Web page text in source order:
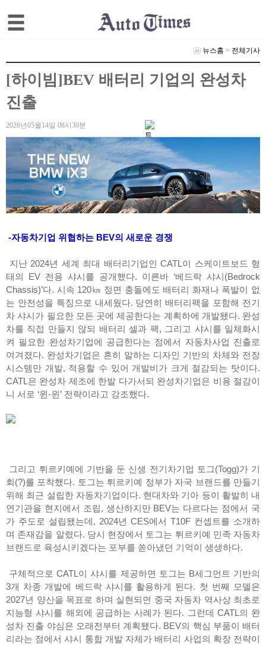
뉴스홈 > 전체기사
[하이빔]BEV 배터리 기업의 완성차
진출
2026년05월14일 08시30분
-자동차기업 위협하는 BEV의 새로운 경쟁
지난 2024년 세계 최대 배터리기업인 CATL이 스케이트보드 형
태의 EV 전용 샤시를 공개했다. 이른바 ‘베드락 샤시(Bedrock
Chassis)’다. 시속 120㎞ 정면 충돌에도 배터리 화재나 폭발이 없
는 안전성을 특징으로 내세웠다. 당연히 배터리팩을 포함해 전기
차 샤시가 필요한 모든 곳에 제공한다는 계획하에 개발됐다. 완성
차를 직접 만들지 않되 배터리 셀과 팩, 그리고 샤시를 일체화시
켜 필요한 완성차기업에 공급한다는 점에서 자동차사업 진출로
여겨졌다. 완성차기업은 흔히 말하는 디자인 기반의 차체와 전장
시스템만 개발, 적용할 수 있어 개발비가 크게 절감되는 탓이다.
CATL은 완성차 제조에 한발 다가서되 완성차기업은 비용 절감이
니 서로 ‘윈-윈’ 전략이라고 강조했다.
그리고 튀르키예에 기반을 둔 신생 전기차기업 토그(Togg)가 기
회(?)를 포착했다. 토그는 튀르키예 정부가 자국 브랜드를 만들기
위해 최근 설립한 자동차기업이다. 현대차와 기아 등이 활발히 내
연기관을 현지에서 조립, 생산하지만 BEV는 다르다는 점에서 국
가 주도로 설립됐는데, 2024년 CES에서 T10F 컨셉트를 소개하
며 존재감을 알렸다. 당시 현장에서 토그는 튀르키예 민족 자동차
브랜드로 육성시키겠다는 포부를 쏟아냈던 기억이 생생하다.
구체적으로 CATL이 샤시를 제공하면 토그는 B세그먼트 기반의
3개 차종 개발에 베드락 샤시를 활용하게 된다. 첫 번째 모델은
2027년 양산을 목표로 하며 실현되면 중국 자동차 역사상 최초로
지능형 샤시를 해외에 공급하는 사례가 된다. 그런데 CATL의 완
성차 진출 야심은 오래전부터 계획됐다. BEV의 핵심 부품이 배터
리라는 점에서 샤시 통합 개발 자체가 배터리 사업의 확장 전략이